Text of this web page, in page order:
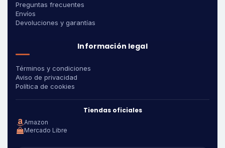
Preguntas frecuentes
Envíos
Devoluciones y garantías
Información legal
Términos y condiciones
Aviso de privacidad
Política de cookies
Tiendas oficiales
Amazon
Mercado Libre